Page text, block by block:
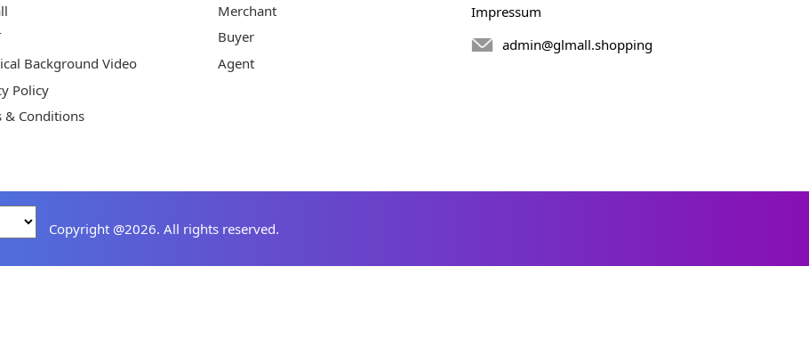
Background Video
Policy
& Conditions
Merchant
Buyer
Agent
Impressum
admin@glmall.shopping
Copyright @2026. All rights reserved.